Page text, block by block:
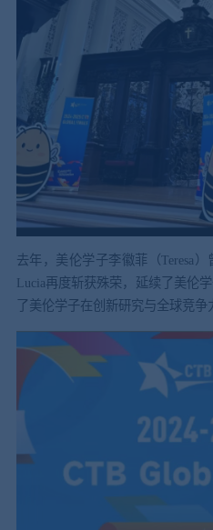
去年，美伦学子李徽菲（Teresa
Lucia再度斩获殊荣，延续了美伦
了美伦学子在创新研究与全球竞争